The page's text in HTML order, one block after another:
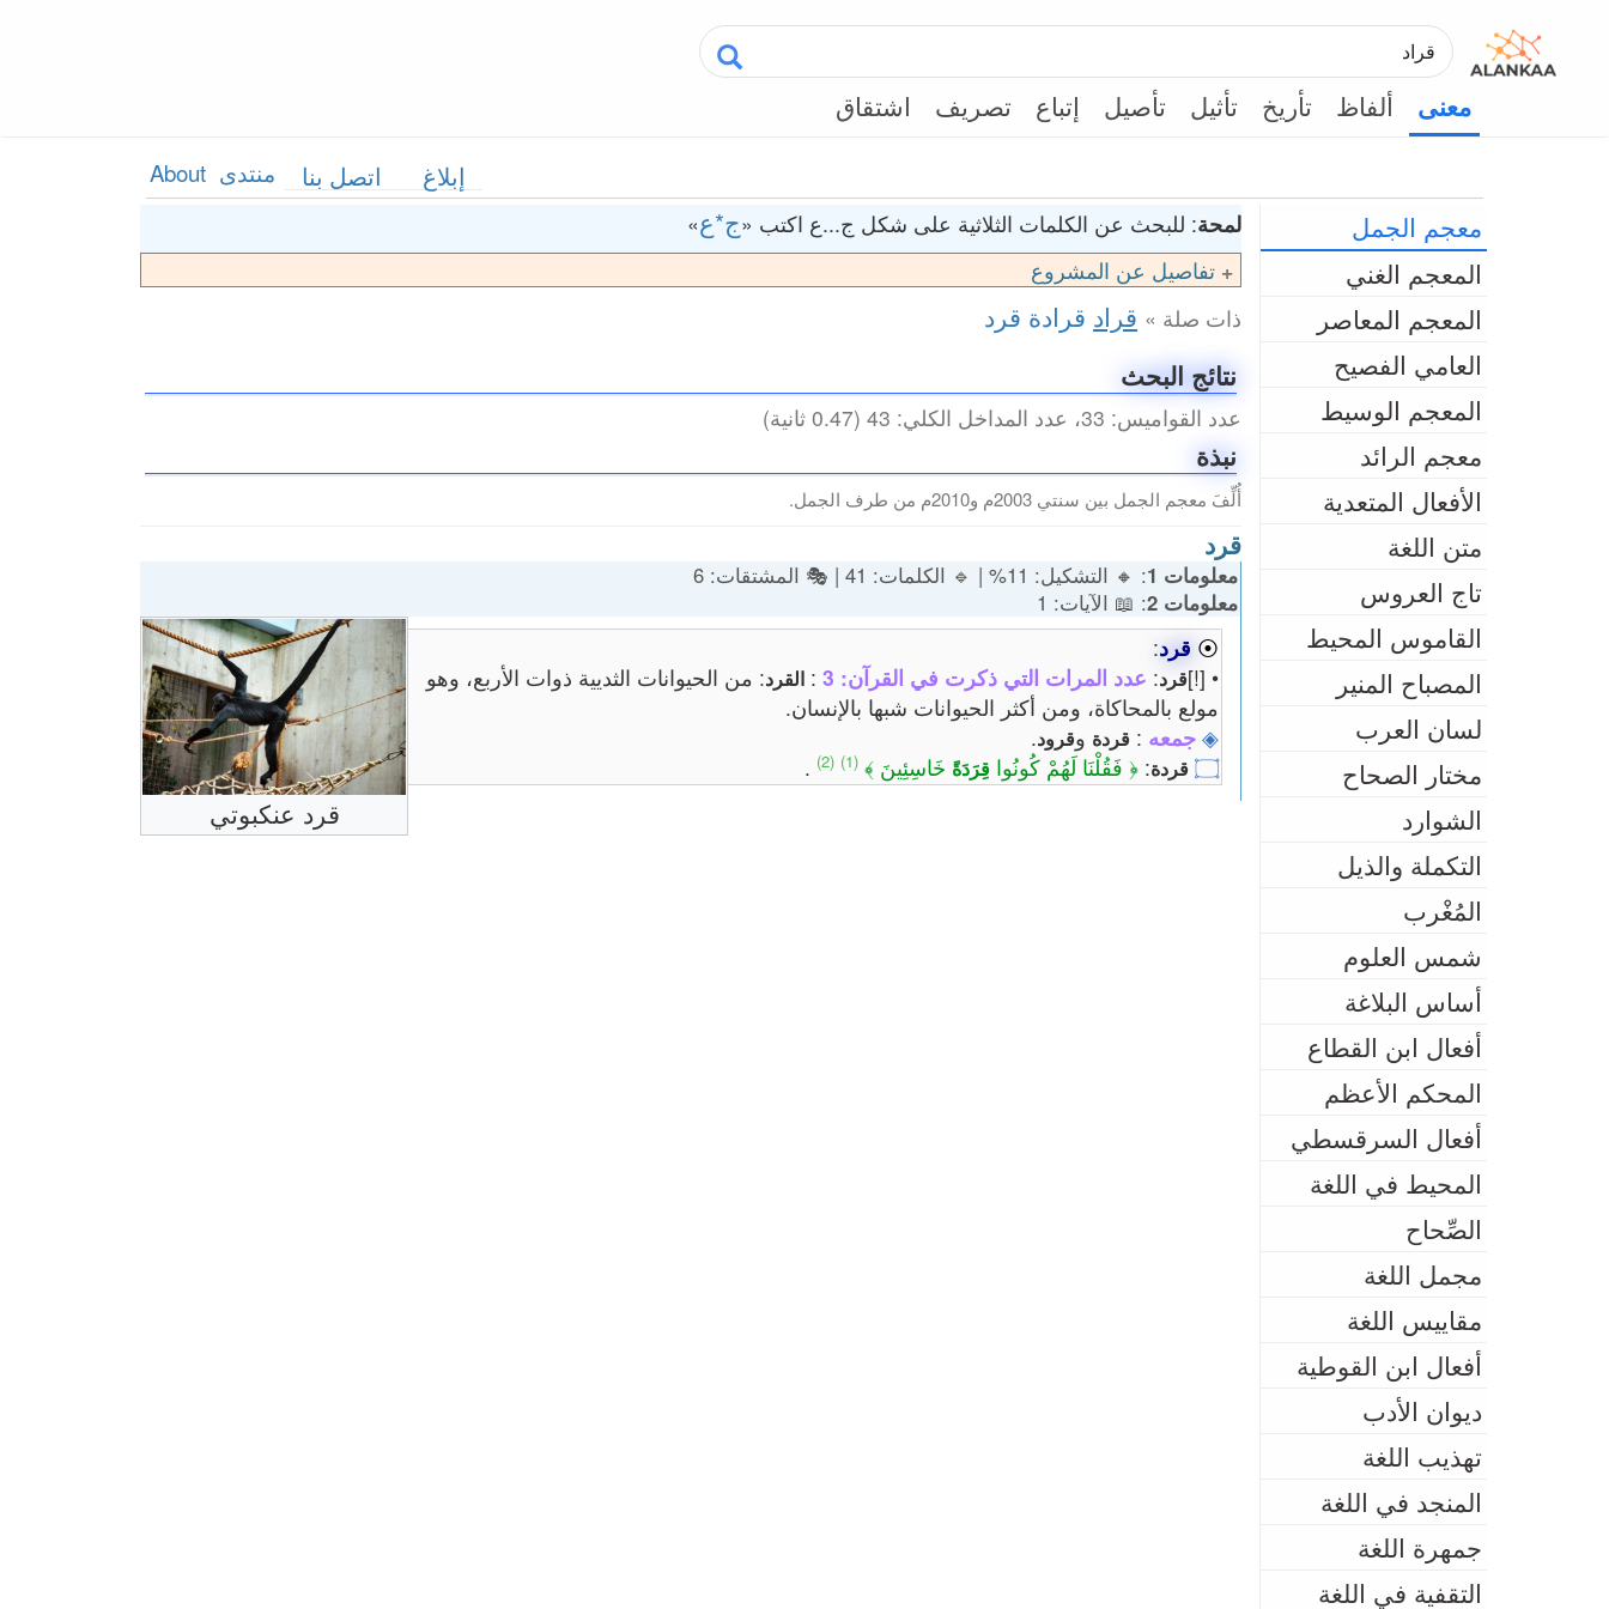
معنى ألفاظ تأريخ تأثيل تأصيل إتباع تصريف اشتقاق
About منتدى اتصل بنا إبلاغ
معجم الجمل
المعجم الغني
المعجم المعاصر
العامي الفصيح
المعجم الوسيط
معجم الرائد
الأفعال المتعدية
متن اللغة
تاج العروس
القاموس المحيط
المصباح المنير
لسان العرب
مختار الصحاح
الشوارد
التكملة والذيل
المُغْرب
شمس العلوم
أساس البلاغة
أفعال ابن القطاع
المحكم الأعظم
أفعال السرقسطي
المحيط في اللغة
الصِّحاح
مجمل اللغة
مقاييس اللغة
أفعال ابن القوطية
ديوان الأدب
تهذيب اللغة
المنجد في اللغة
جمهرة اللغة
التقفية في اللغة
لمحة: للبحث عن الكلمات الثلاثية على شكل ج...ع اكتب «ج*ع»
تفاصيل عن المشروع
ذات صلة » قراد قرادة قرد
نتائج البحث
عدد القواميس: 33، عدد المداخل الكلي: 43 (0.47 ثانية)
نبذة
أُلِّفَ معجم الجمل بين سنتي 2003م و2010م من طرف الجمل.
قرد
معلومات 1
: 🔸 التشكيل: 11% | 🔹 الكلمات: 41 | 🎭 المشتقات: 6
معلومات 2
: 📖 الآيات: 1
قرد عنكبوتي
⦿ قرد:
• [!]قرد: عدد المرات التي ذكرت في القرآن: 3 : القرد: من الحيوانات الثديية ذوات الأربع، وهو
مولع بالمحاكاة، ومن أكثر الحيوانات شبها بالإنسان.
◈ جمعه : قردة وقرود.
۝ قردة: ﴿ فَقُلْنَا لَهُمْ كُونُوا قِرَدَةً خَاسِئِينَ ﴾ (1)
(2)
.